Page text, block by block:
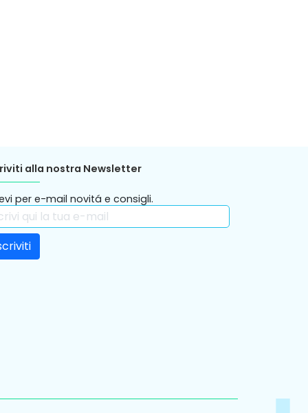
alla nostra Newsletter
per e-mail novitá e consigli.